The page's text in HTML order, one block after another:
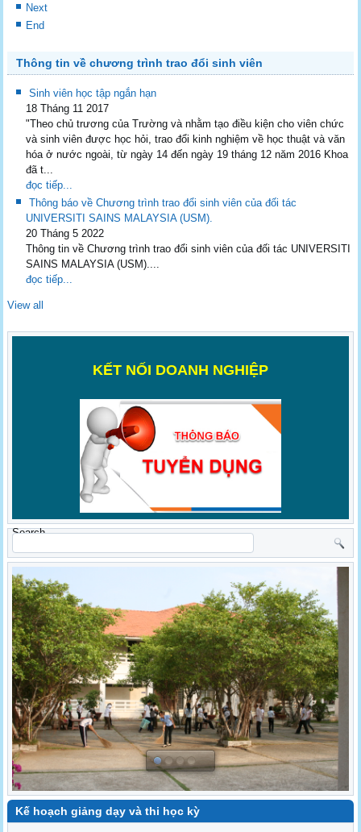
Next
End
Thông tin về chương trình trao đổi sinh viên
Sinh viên học tập ngắn hạn
18 Tháng 11 2017
"Theo chủ trương của Trường và nhằm tạo điều kiện cho viên chức
và sinh viên được học hỏi, trao đổi kinh nghiệm về học thuật và văn
hóa ở nước ngoài, từ ngày 14 đến ngày 19 tháng 12 năm 2016 Khoa
đã t...
đọc tiếp...
Thông báo về Chương trình trao đổi sinh viên của đối tác
UNIVERSITI SAINS MALAYSIA (USM).
20 Tháng 5 2022
Thông tin về Chương trình trao đổi sinh viên của đối tác UNIVERSITI
SAINS MALAYSIA (USM)....
đọc tiếp...
View all
KẾT NỐI DOANH NGHIỆP
Search
Kế hoạch giảng dạy và thi học kỳ